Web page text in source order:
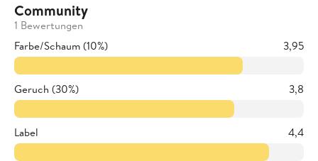
Community
1 Bewertungen
Farbe/Schaum (10%)
3,95
Geruch (30%) 3,8
Label 4,4